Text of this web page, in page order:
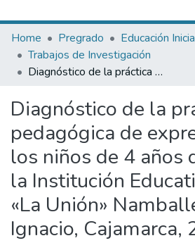
Communities & Collections
All of DSpace
Home Pregrado
Educación
Trabajos de Investigación
Diagnóstico de la práctica pedagógica de expresión oral en los niños de 4 años de edad, de la Institución Educativa N°17641 «La Unión» Namballe, San Ignacio, Cajamarca, 2022.
Diagnóstico de la
pedagógica de
los niños de 4 años
la Institución
«La Unión»
Ignacio, Cajamarca,